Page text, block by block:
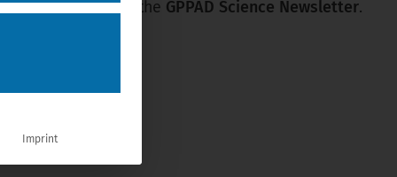
successfully from the GPPAD Science Newsletter.
Imprint